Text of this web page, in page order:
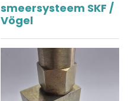
smeersysteem SKF /
Vögel